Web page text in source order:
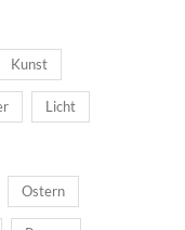
Kunst
Licht
Ostern